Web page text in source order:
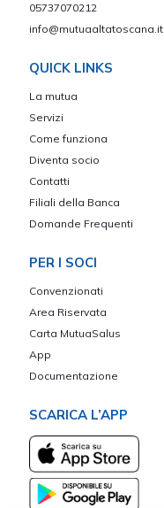
05737070212
info@mutuaaltatoscana.it
QUICK LINKS
La mutua
Servizi
Come funziona
Diventa socio
Contatti
Filiali della Banca
Domande Frequenti
PER I SOCI
Convenzionati
Area Riservata
Carta MutuaSalus
App
Documentazione
SCARICA L’APP